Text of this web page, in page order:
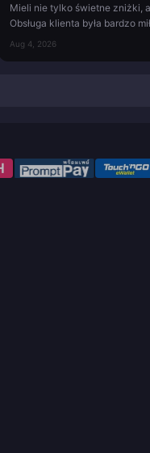
Mieli nie tylko świetne zniżki,
Obsługa klienta była bardzo
Aug 4, 2026